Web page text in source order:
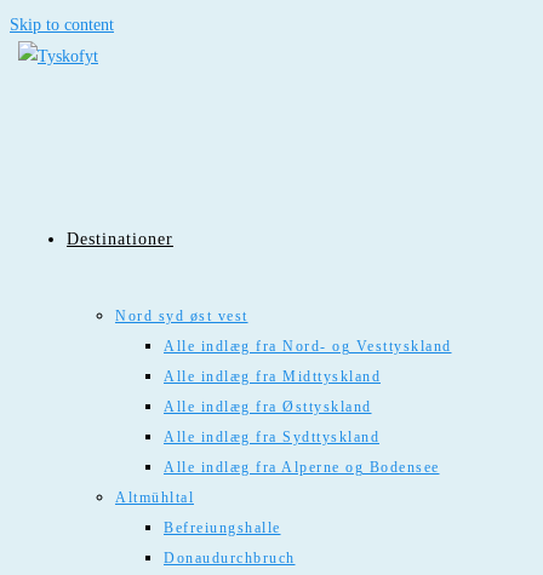
Skip to content
Destinationer
Nord syd øst vest
Alle indlæg fra Nord- og Vesttyskland
Alle indlæg fra Midttyskland
Alle indlæg fra Østtyskland
Alle indlæg fra Sydttyskland
Alle indlæg fra Alperne og Bodensee
Altmühltal
Befreiungshalle
Donaudurchbruch